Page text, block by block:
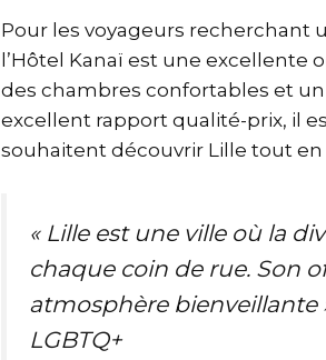
Pour les voyageurs recherchant
l’Hôtel Kanaï est une excellente
des chambres confortables et
excellent rapport qualité-prix, il
souhaitent découvrir Lille tout
« Lille est une ville où la
chaque coin de rue. Son
atmosphère bienveillante
LGBTQ+